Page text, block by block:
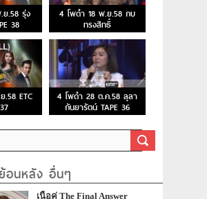
ย.58 รุ่ง
38
4 โพดำ 18 พ.ย.58 กบ
ทรงสิทธิ์
ETC
4 โพดำ 28 ต.ค.58 ลุลา
กันยารัตน์ TAPE 36
อนหลัง อื่นๆ
เนื้อคู่ The Final Answer